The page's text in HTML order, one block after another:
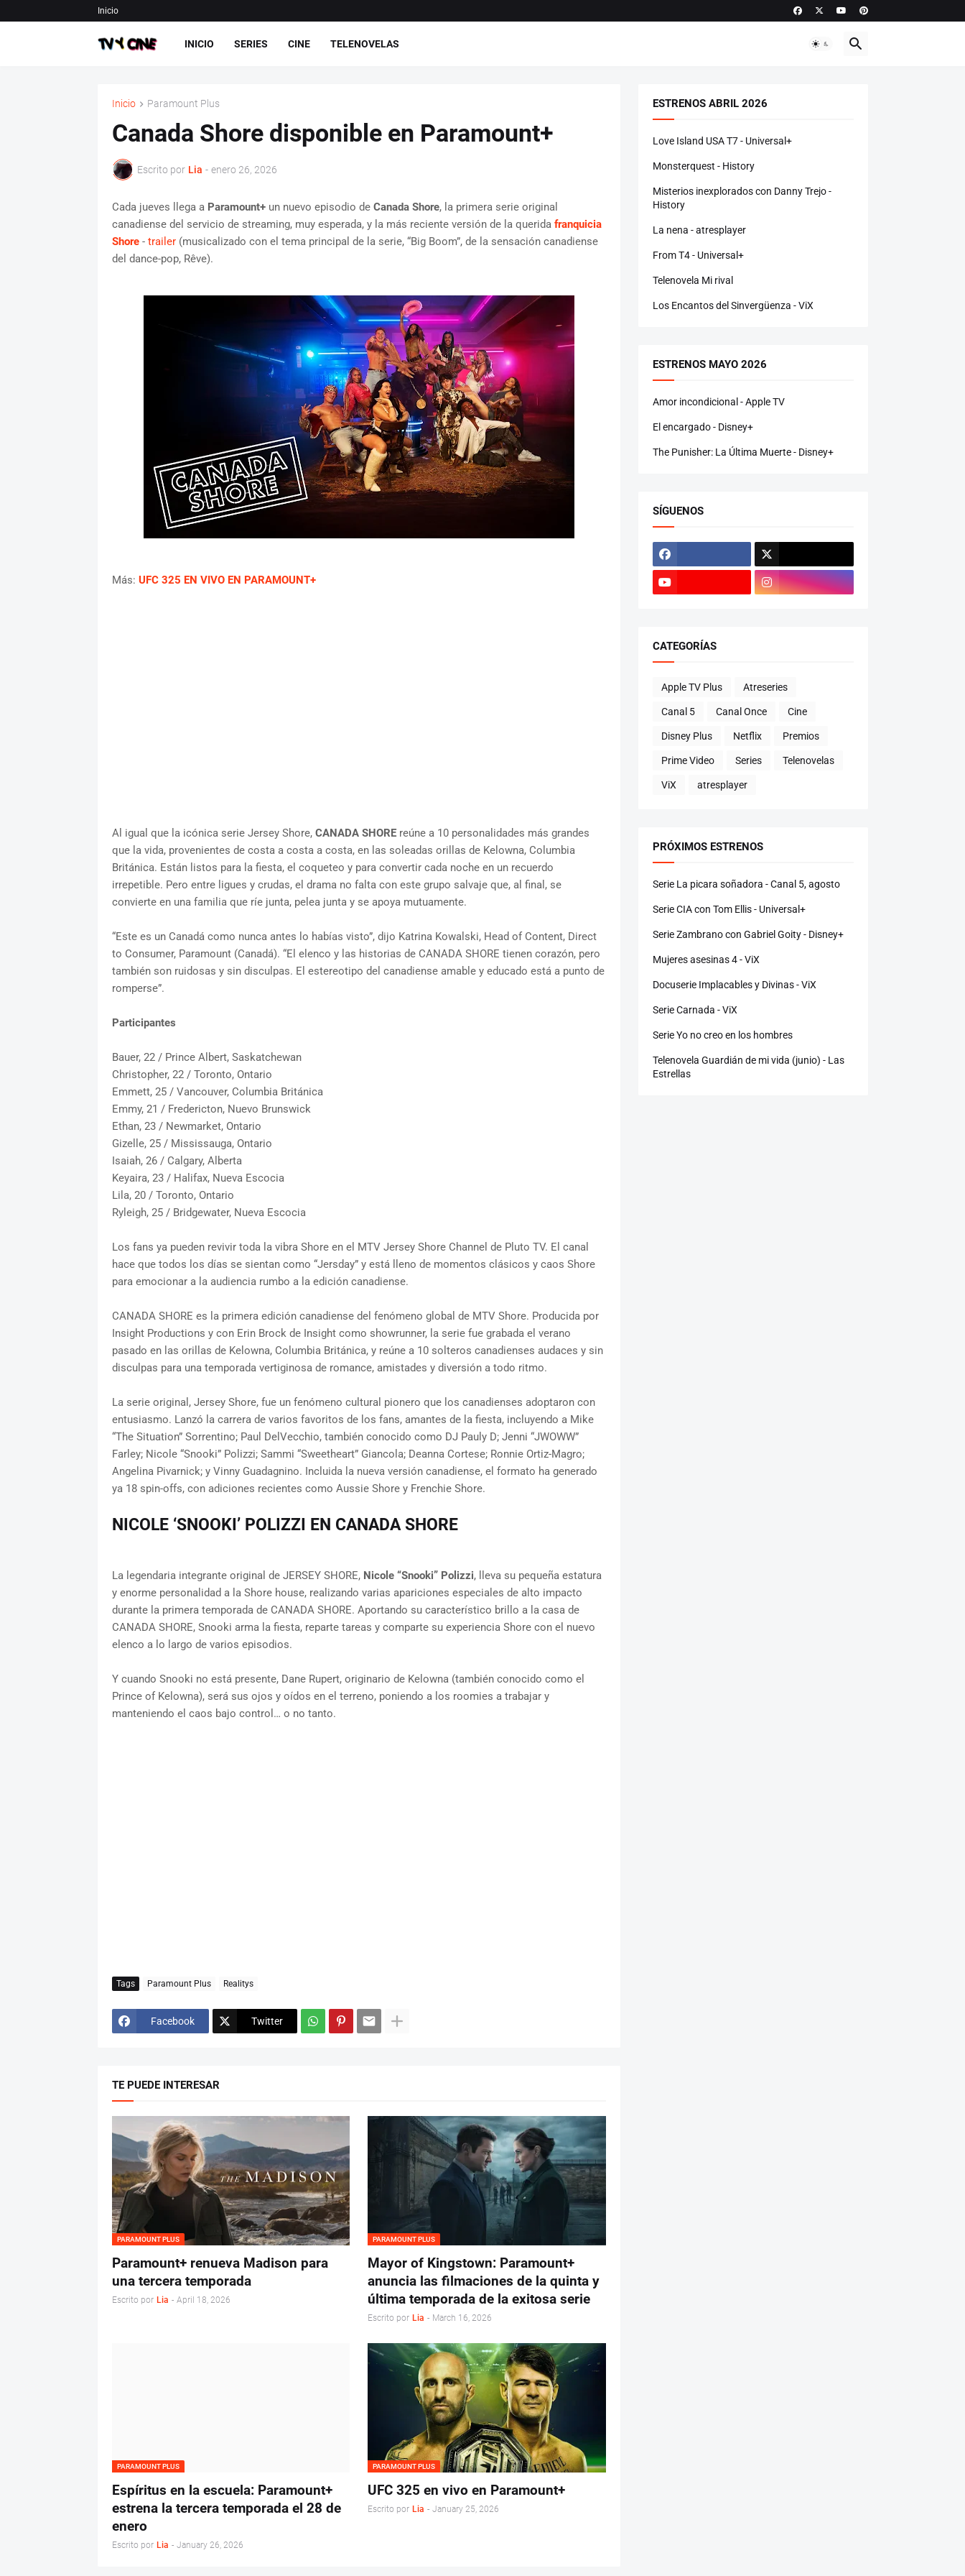
Inicio
INICIO SERIES CINE TELENOVELAS
Inicio Paramount Plus
Canada Shore disponible en Paramount+
Escrito por Lia - enero 26, 2026
Cada jueves llega a Paramount+un nuevo episodio de Canada Shore, la primera serie original
canadiense del servicio de streaming, muy esperada, y la más reciente versión de la querida franquicia
Shore- trailer(musicalizado con el tema principal de la serie, “Big Boom”, de la sensación canadiense
del dance-pop, Rêve).
Más: UFC 325 EN VIVO EN PARAMOUNT+
Al igual que la icónica serie Jersey Shore, CANADA SHOREreúne a 10 personalidades más grandes
que la vida, provenientes de costa a costa a costa, en las soleadas orillas de Kelowna, Columbia
Británica. Están listos para la fiesta, el coqueteo y para convertir cada noche en un recuerdo
irrepetible. Pero entre ligues y crudas, el drama no falta con este grupo salvaje que, al final, se
convierte en una familia que ríe junta, pelea junta y se apoya mutuamente.
“Este es un Canadá como nunca antes lo habías visto”, dijo Katrina Kowalski, Head of Content, Direct
to Consumer, Paramount (Canadá). “El elenco y las historias de CANADA SHORE tienen corazón, pero
también son ruidosas y sin disculpas. El estereotipo del canadiense amable y educado está a punto de
romperse”.
Participantes
Bauer, 22 / Prince Albert, Saskatchewan
Christopher, 22 / Toronto, Ontario
Emmett, 25 / Vancouver, Columbia Británica
Emmy, 21 / Fredericton, Nuevo Brunswick
Ethan, 23 / Newmarket, Ontario
Gizelle, 25 / Mississauga, Ontario
Isaiah, 26 / Calgary, Alberta
Keyaira, 23 / Halifax, Nueva Escocia
Lila, 20 / Toronto, Ontario
Ryleigh, 25 / Bridgewater, Nueva Escocia
Los fans ya pueden revivir toda la vibra Shore en el MTV Jersey Shore Channel de Pluto TV. El canal
hace que todos los días se sientan como “Jersday” y está lleno de momentos clásicos y caos Shore
para emocionar a la audiencia rumbo a la edición canadiense.
CANADA SHORE es la primera edición canadiense del fenómeno global de MTV Shore. Producida por
Insight Productions y con Erin Brock de Insight como showrunner, la serie fue grabada el verano
pasado en las orillas de Kelowna, Columbia Británica, y reúne a 10 solteros canadienses audaces y sin
disculpas para una temporada vertiginosa de romance, amistades y diversión a todo ritmo.
La serie original, Jersey Shore, fue un fenómeno cultural pionero que los canadienses adoptaron con
entusiasmo. Lanzó la carrera de varios favoritos de los fans, amantes de la fiesta, incluyendo a Mike
“The Situation” Sorrentino; Paul DelVecchio, también conocido como DJ Pauly D; Jenni “JWOWW”
Farley; Nicole “Snooki” Polizzi; Sammi “Sweetheart” Giancola; Deanna Cortese; Ronnie Ortiz-Magro;
Angelina Pivarnick; y Vinny Guadagnino. Incluida la nueva versión canadiense, el formato ha generado
ya 18 spin-offs, con adiciones recientes como Aussie Shore y Frenchie Shore.
NICOLE ‘SNOOKI’ POLIZZI EN CANADA SHORE
La legendaria integrante original de JERSEY SHORE, Nicole “Snooki” Polizzi, lleva su pequeña estatura
y enorme personalidad a la Shore house, realizando varias apariciones especiales de alto impacto
durante la primera temporada de CANADA SHORE. Aportando su característico brillo a la casa de
CANADA SHORE, Snooki arma la fiesta, reparte tareas y comparte su experiencia Shore con el nuevo
elenco a lo largo de varios episodios.
Y cuando Snooki no está presente, Dane Rupert, originario de Kelowna (también conocido como el
Prince of Kelowna), será sus ojos y oídos en el terreno, poniendo a los roomies a trabajar y
manteniendo el caos bajo control… o no tanto.
Tags Paramount Plus Realitys
Facebook Twitter
TE PUEDE INTERESAR
PARAMOUNT PLUS
Paramount+ renueva Madison para
una tercera temporada
Escrito por Lia - April 18, 2026
PARAMOUNT PLUS
Mayor of Kingstown: Paramount+
anuncia las filmaciones de la quinta y
última temporada de la exitosa serie
Escrito por Lia - March 16, 2026
PARAMOUNT PLUS
Espíritus en la escuela: Paramount+
estrena la tercera temporada el 28 de
enero
Escrito por Lia - January 26, 2026
PARAMOUNT PLUS
UFC 325 en vivo en Paramount+
Escrito por Lia - January 25, 2026
ESTRENOS ABRIL 2026
Love Island USA T7 - Universal+
Monsterquest - History
Misterios inexplorados con Danny Trejo -
History
La nena - atresplayer
From T4 - Universal+
Telenovela Mi rival
Los Encantos del Sinvergüenza - ViX
ESTRENOS MAYO 2026
Amor incondicional - Apple TV
El encargado - Disney+
The Punisher: La Última Muerte - Disney+
SÍGUENOS
CATEGORÍAS
Apple TV Plus Atreseries
Canal 5 Canal Once Cine
Disney Plus Netflix Premios
Prime Video Series Telenovelas
ViX atresplayer
PRÓXIMOS ESTRENOS
Serie La picara soñadora - Canal 5, agosto
Serie CIA con Tom Ellis - Universal+
Serie Zambrano con Gabriel Goity - Disney+
Mujeres asesinas 4 - ViX
Docuserie Implacables y Divinas - ViX
Serie Carnada - ViX
Serie Yo no creo en los hombres
Telenovela Guardián de mi vida (junio) - Las
Estrellas